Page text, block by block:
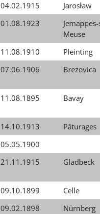
04.02.1915
Jarosław
01.08.1923
Meuse
11.08.1910
Pleinting
07.06.1906 Brezovica
11.08.1895 Bavay
14.10.1913
Pâturages
05.05.1900
21.11.1915 Gladbeck
09.10.1899
Celle
09.02.1898
Nürnberg